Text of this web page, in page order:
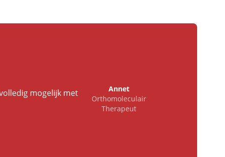
mogelijk met
Annet
Orthomoleculair
Therapeut